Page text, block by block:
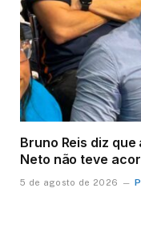
Bruno Reis diz
Neto não teve
5 de agosto de 2026